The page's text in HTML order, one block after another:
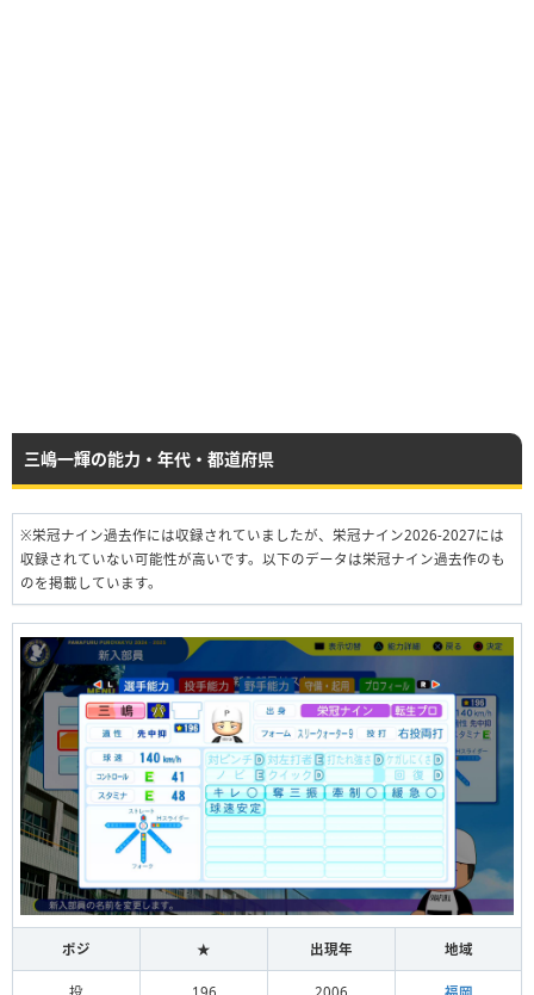
三嶋一輝の能力・年代・都道府県
※栄冠ナイン過去作には収録されていましたが、栄冠ナイン2026-2027には
収録されていない可能性が高いです。以下のデータは栄冠ナイン過去作のも
のを掲載しています。
ポジ ★ 出現年 地域